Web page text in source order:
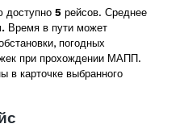
доступно 5 рейсов. Среднее
Время в пути может
погодных
при прохождении МАПП.
в карточке выбранного